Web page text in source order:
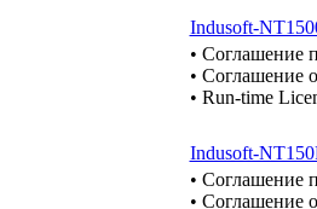
Indusoft-
• Cоглашение
• Cоглашение
• Run-time
Indusoft-
• Cоглашение
• Cоглашение